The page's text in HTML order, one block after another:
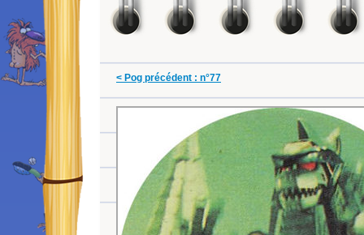
< Pog précédent : n°77